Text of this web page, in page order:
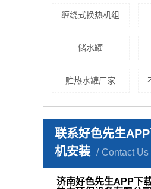
缠绕式换热机组
储水罐
贮热水罐厂家
联系好色先生
机安装
Contact Us
济南好色先生APP下